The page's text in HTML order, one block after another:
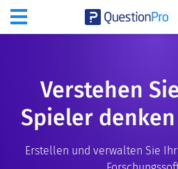
Verstehen
Spieler
Erstellen und verwalten Sie